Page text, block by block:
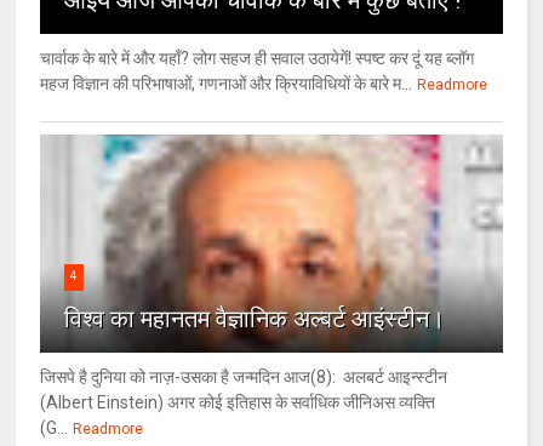
चार्वाक के बारे में और यहाँ? लोग सहज ही सवाल उठायेगें! स्पष्ट कर दूं यह ब्लॉग
महज विज्ञान की परिभाषाओं, गणनाओं और क्रियाविधियों के बारे म...
Readmore
4
विश्‍व का महानतम वैज्ञानिक अल्बर्ट आइंस्टीन।
जिसपे है दुनिया को नाज़-उसका है जन्मदिन आज(8): अलबर्ट आइन्स्टीन
(Albert Einstein) अगर कोई इतिहास के सर्वाधिक जीनिअस व्यक्ति
(G...
Readmore